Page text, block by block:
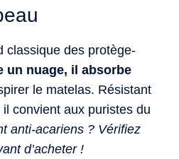
classique des protège-
un nuage, il absorbe
le matelas. Résistant
convient aux puristes du
anti-acariens ? Vérifiez
d’acheter !